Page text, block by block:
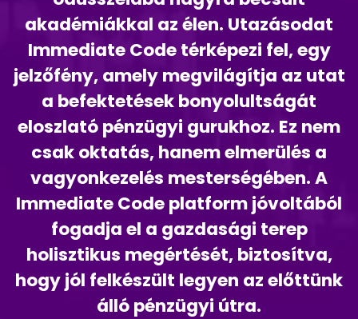
akadémiákkal az élen. Utazásodat
Immediate Code térképezi fel, egy
jelzőfény, amely megvilágítja az utat
a befektetések bonyolultságát
eloszlató pénzügyi gurukhoz. Ez nem
csak oktatás, hanem elmerülés a
vagyonkezelés mesterségében. A
Immediate Code platform jóvoltából
fogadja el a gazdasági terep
holisztikus megértését, biztosítva,
hogy jól felkészült legyen az előttünk
álló pénzügyi útra.